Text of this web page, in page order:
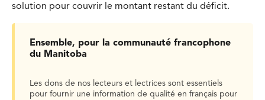
solution pour couvrir le montant restant du déficit.
Ensemble, pour la communauté francophone
du Manitoba
Les dons de nos lecteurs et lectrices sont essentiels
pour fournir une information de qualité en français pour